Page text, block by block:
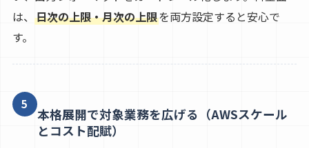
は、 日次の上限・月次の上限を両方設定すると安心で
す。
5
本格展開で対象業務を広げる（AWSスケール
とコスト配賦）